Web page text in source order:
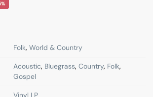
Folk, World & Country
Acoustic, Bluegrass, Country, Folk,
Gospel
Vinyl LP